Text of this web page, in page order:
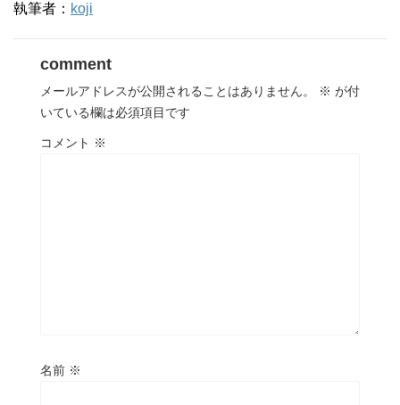
執筆者： koji
comment
メールアドレスが公開されることはありません。 ※ が付
いている欄は必須項目です
コメント ※
名前 ※